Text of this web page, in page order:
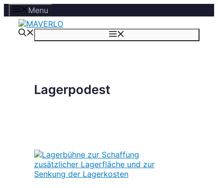
Zum
Inhalt
springen
Menu
Lagerpodest